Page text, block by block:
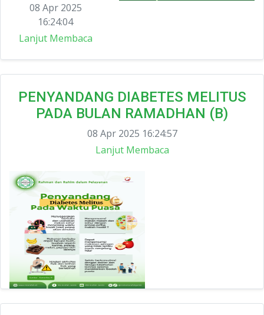
08 Apr 2025
16:24:04
Lanjut Membaca
PENYANDANG DIABETES MELITUS
PADA BULAN RAMADHAN (B)
08 Apr 2025 16:24:57
Lanjut Membaca